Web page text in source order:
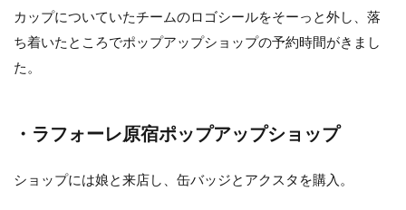
カップについていたチームのロゴシールをそーっと外し、落
ち着いたところでポップアップショップの予約時間がきまし
た。
・ラフォーレ原宿ポップアップショップ
ショップには娘と来店し、缶バッジとアクスタを購入。